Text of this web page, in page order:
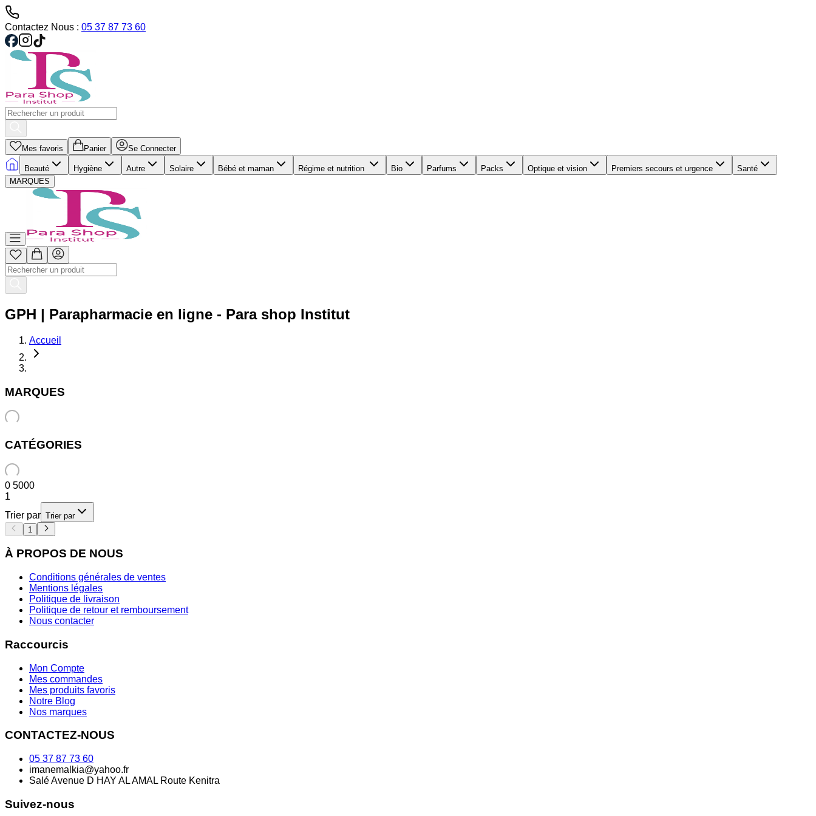
Contactez Nous : 05 37 87 73 60
Mes favoris Panier Se Connecter
Beauté Hygiène Autre Solaire Bébé et maman Régime et nutrition Bio Parfums Packs Optique et vision Premiers secours et urgence
Santé
MARQUES
GPH | Parapharmacie en ligne - Para shop Institut
Accueil
MARQUES
CATÉGORIES
0 5000
1
Trier par Trier par
1
À PROPOS DE NOUS
Conditions générales de ventes
Mentions légales
Politique de livraison
Politique de retour et remboursement
Nous contacter
Raccourcis
Mon Compte
Mes commandes
Mes produits favoris
Notre Blog
Nos marques
CONTACTEZ-NOUS
05 37 87 73 60
imanemalkia@yahoo.fr
Salé Avenue D HAY AL AMAL Route Kenitra
Suivez-nous